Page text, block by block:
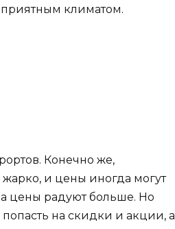
климатом.
Конечно же,
и цены иногда могут
цены радуют больше. Но
попасть на скидки и акции, а